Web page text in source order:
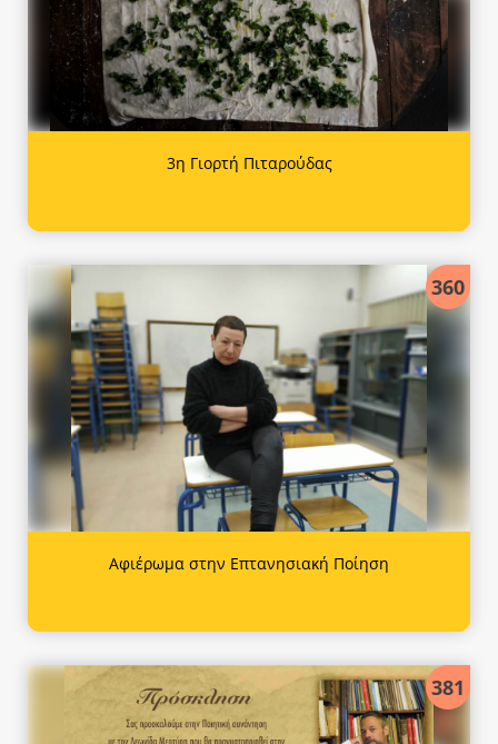
3η Γιορτή Πιταρούδας
360
Αφιέρωμα στην Επτανησιακή Ποίηση
381